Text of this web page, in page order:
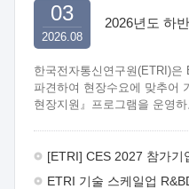
한국전자통신연구원(ETRI)은
파견하여 현장수요에 맞추어
현장지원』프로그램을 운영
추진목적: ETRI 인력을 기업
2026.08
03
[ETRI] CES 2027 참가기
ETRI 기술 스케일업